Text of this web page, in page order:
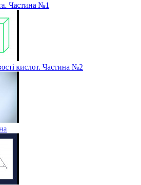
Частина №1
кислот. Частина №2